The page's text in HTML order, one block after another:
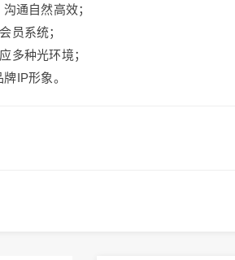
通自然高效；
员系统；
多种光环境；
IP形象。